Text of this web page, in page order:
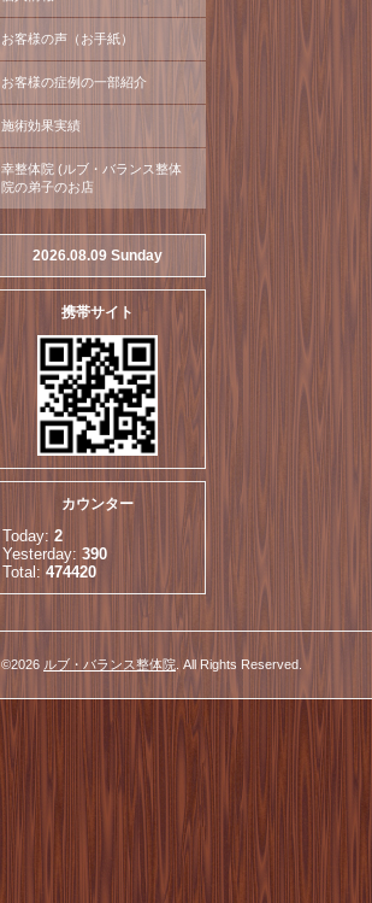
お客様の声（お手紙）
お客様の症例の一部紹介
施術効果実績
幸整体院 (ルブ・バランス整体
院の弟子のお店
2026.08.09 Sunday
携帯サイト
カウンター
Today: 2
Yesterday: 390
Total: 474420
©2026 ルブ・バランス整体院 . All Rights Reserved.